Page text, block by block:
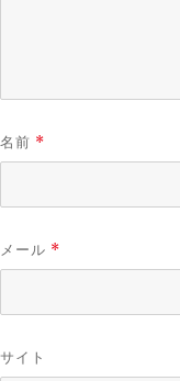
名前 *
メール *
サイト